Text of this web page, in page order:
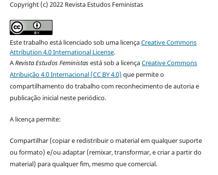
Copyright (c) 2022 Revista Estudos Feministas
Este trabalho está licenciado sob uma licençaCreative Commons
Attribution 4.0 International License.
ARevista Estudos Feministasestá sob a licençaCreative Commons
Atribuição 4.0 Internacional (CC BY 4.0) que permite o
compartilhamento do trabalho com reconhecimento de autoria e
publicação inicial neste periódico.
A licença permite:
Compartilhar (copiar e redistribuir o material em qualquer suporte
ou formato) e/ou adaptar (remixar, transformar, e criar a partir do
material) para qualquer fim, mesmo que comercial.